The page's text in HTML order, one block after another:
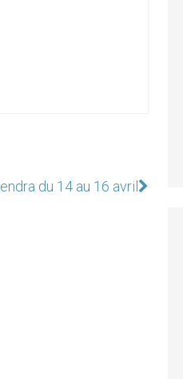
du 14 au 16 avril